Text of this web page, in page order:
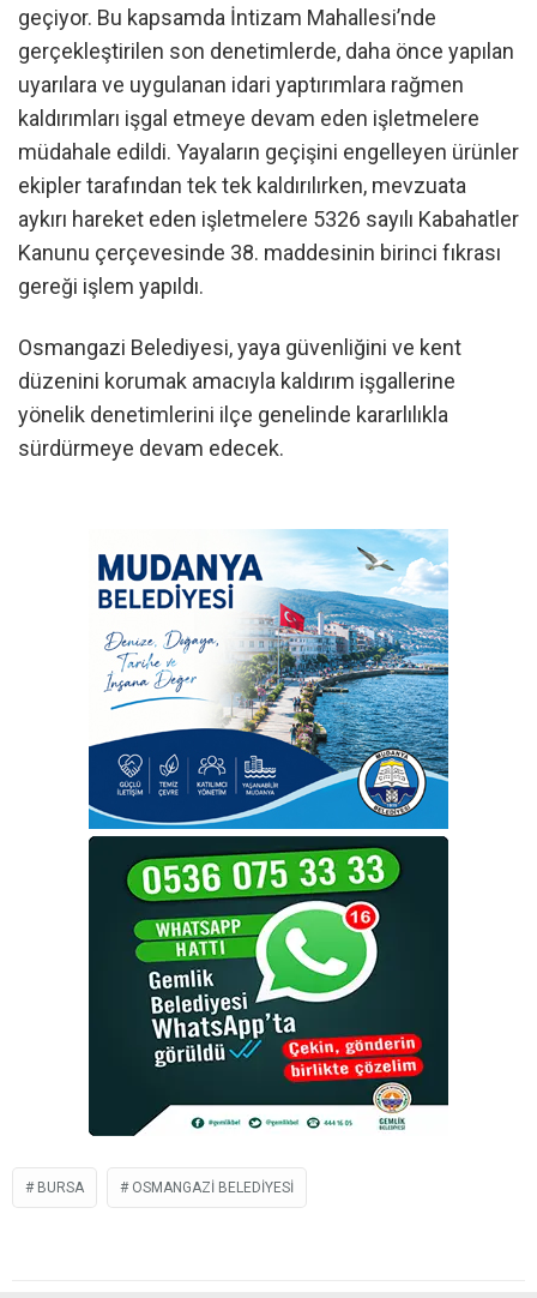
geçiyor. Bu kapsamda İntizam Mahallesi’nde
gerçekleştirilen son denetimlerde, daha önce yapılan
uyarılara ve uygulanan idari yaptırımlara rağmen
kaldırımları işgal etmeye devam eden işletmelere
müdahale edildi. Yayaların geçişini engelleyen ürünler
ekipler tarafından tek tek kaldırılırken, mevzuata
aykırı hareket eden işletmelere 5326 sayılı Kabahatler
Kanunu çerçevesinde 38. maddesinin birinci fıkrası
gereği işlem yapıldı.
Osmangazi Belediyesi, yaya güvenliğini ve kent
düzenini korumak amacıyla kaldırım işgallerine
yönelik denetimlerini ilçe genelinde kararlılıkla
sürdürmeye devam edecek.
BURSA OSMANGAZI BELEDIYESI